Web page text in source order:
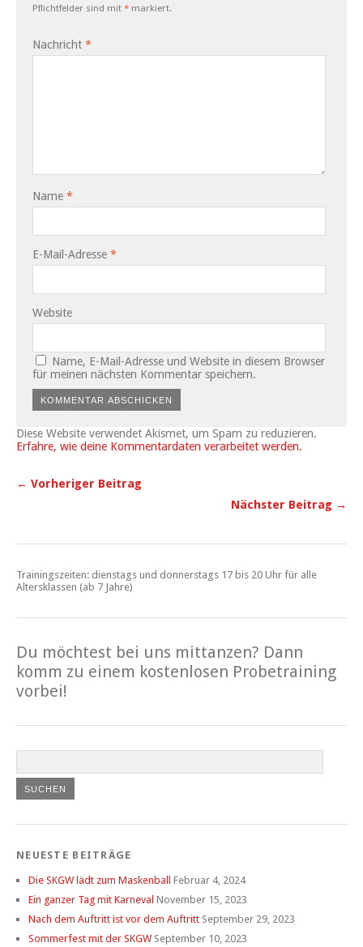
Pflichtfelder sind mit * markiert.
Nachricht *
Name *
E-Mail-Adresse *
Website
Name, E-Mail-Adresse und Website in diesem Browser
für meinen nächsten Kommentar speichern.
Diese Website verwendet Akismet, um Spam zu reduzieren.
Erfahre, wie deine Kommentardaten verarbeitet werden.
← Vorheriger Beitrag
Nächster Beitrag →
Trainingszeiten: dienstags und donnerstags 17 bis 20 Uhr für alle
Altersklassen (ab 7 Jahre)
Du möchtest bei uns mittanzen? Dann
komm zu einem kostenlosen Probetraining
vorbei!
NEUESTE BEITRÄGE
Die SKGW lädt zum Maskenball
Februar 4, 2024
Ein ganzer Tag mit Karneval November 15, 2023
Nach dem Auftritt ist vor dem Auftritt September 29, 2023
Sommerfest mit der SKGW September 10, 2023